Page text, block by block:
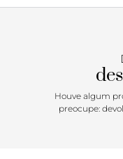
gáspea na mesma
mocassim feminino
cor do modelo,
promete ser o
estação. Aliado do
Houve algum
preocupe: